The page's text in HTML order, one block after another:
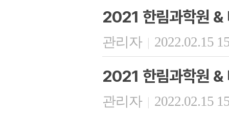
2021 한림과학원 &
관리자 | 2022.02.15
2021 한림과학원 &
관리자 | 2022.02.15